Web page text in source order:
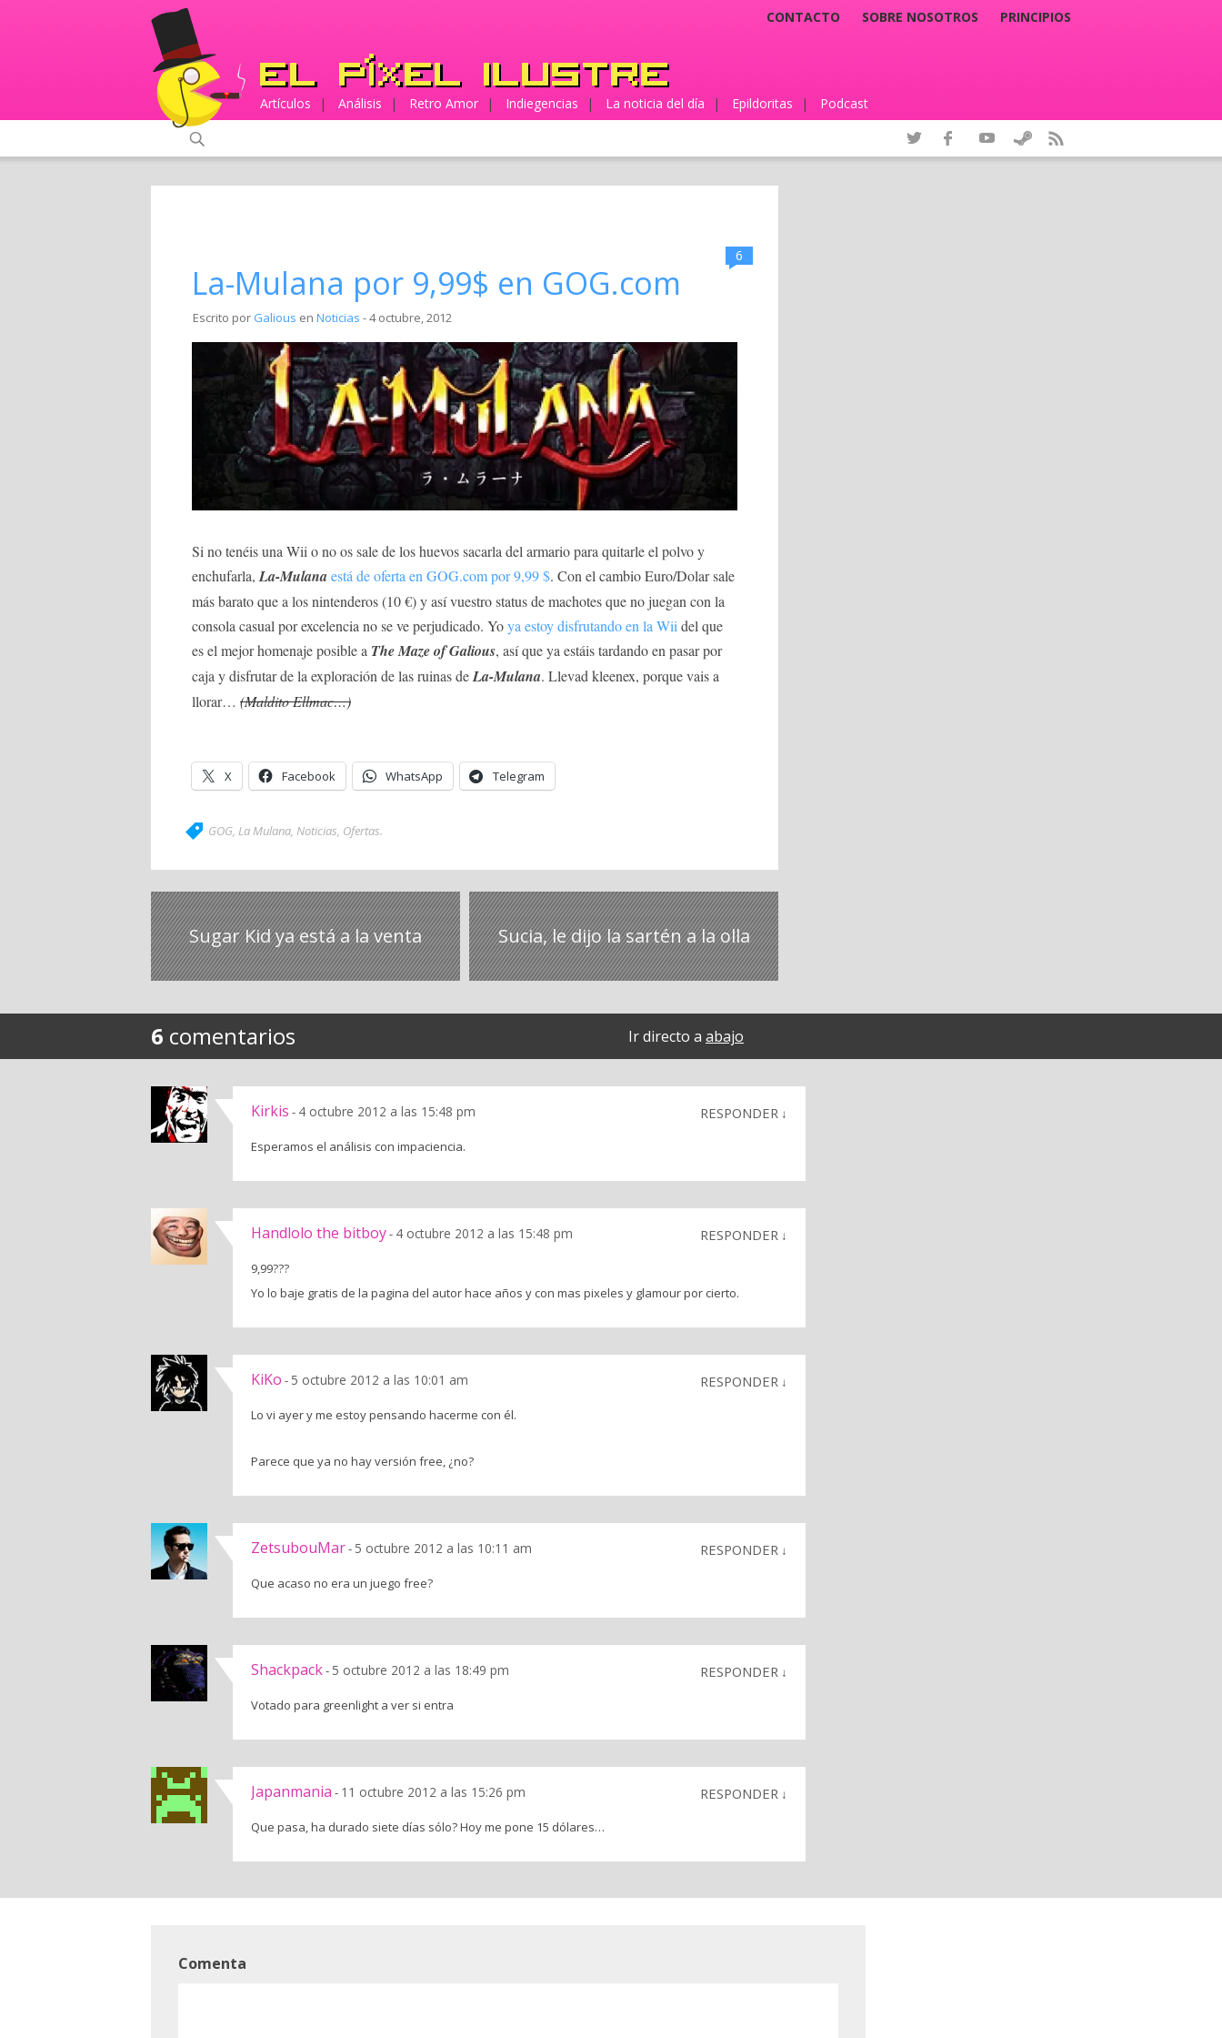
CONTACTO SOBRE NOSOTROS PRINCIPIOS
Artículos | Análisis | Retro Amor | Indiegencias | La noticia del día | Epildoritas | Podcast
6
La-Mulana por 9,99$ en GOG.com
Escrito por Galious en Noticias - 4 octubre, 2012
Si no tenéis una Wii o no os sale de los huevos sacarla del armario para quitarle el polvo y
enchufarla, La-Mulanaestá de oferta en GOG.com por 9,99 $. Con el cambio Euro/Dolar sale
más barato que a los nintenderos (10 €) y así vuestro status de machotes que no juegan con la
consola casual por excelencia no se ve perjudicado. Yoya estoy disfrutando en la Wii del que
es el mejor homenaje posible a The Maze of Galious, así que ya estáis tardando en pasar por
caja y disfrutar de la exploración de las ruinas deLa-Mulana. Llevad kleenex, porque vais a
llorar… (Maldito Ellmac…)
X Facebook WhatsApp Telegram
GOG, La Mulana, Noticias, Ofertas.
Sugar Kid ya está a la venta Sucia, le dijo la sartén a la olla
6 comentarios Ir directo a abajo
Kirkis - 4 octubre 2012 a las 15:48 pm RESPONDER ↓
Esperamos el análisis con impaciencia.
Handlolo the bitboy- 4 octubre 2012 a las 15:48 pm RESPONDER ↓
9,99???
Yo lo baje gratis de la pagina del autor hace años y con mas pixeles y glamour por cierto.
KiKo - 5 octubre 2012 a las 10:01 am RESPONDER ↓
Lo vi ayer y me estoy pensando hacerme con él.
Parece que ya no hay versión free, ¿no?
ZetsubouMar- 5 octubre 2012 a las 10:11 am RESPONDER ↓
Que acaso no era un juego free?
Shackpack- 5 octubre 2012 a las 18:49 pm RESPONDER ↓
Votado para greenlight a ver si entra
Japanmania - 11 octubre 2012 a las 15:26 pm RESPONDER ↓
Que pasa, ha durado siete días sólo? Hoy me pone 15 dólares…
Comenta